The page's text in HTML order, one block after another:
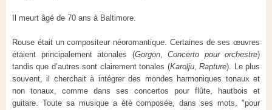
Il meurt âgé de 70 ans à Baltimore.
Rouse était un compositeur néoromantique. Certaines de ses œuvres
étaient principalement atonales (Gorgon, Concerto pour orchestre)
tandis que d’autres sont clairement tonales (Karolju,Rapture). Le plus
souvent, il cherchait à intégrer des mondes harmoniques tonaux et
non tonaux, comme dans ses concertos pour flûte, hautbois et
guitare. Toute sa musique a été composée, dans ses mots, "pour